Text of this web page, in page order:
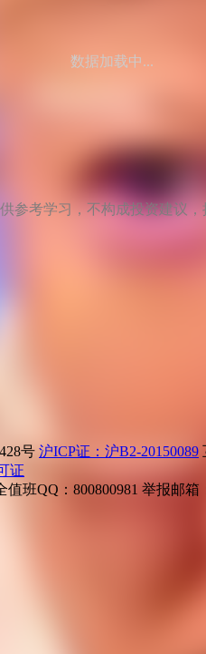
数据加载中...
参考学习，不构成投资建议
号 沪ICP证：沪B2-20150089
证
值班QQ：800800981 举报邮箱